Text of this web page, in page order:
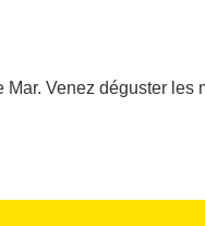
Venez déguster